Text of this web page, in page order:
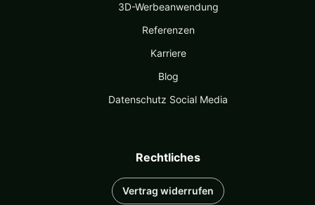
3D-Werbeanwendung
Referenzen
Karriere
Blog
Datenschutz Social Media
Rechtliches
Vertrag widerrufen